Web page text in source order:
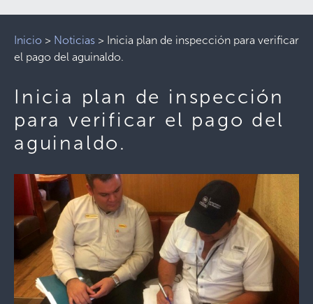
Inicio > Noticias > Inicia plan de inspección para verificar
el pago del aguinaldo.
Inicia plan de inspección
para verificar el pago del
aguinaldo.